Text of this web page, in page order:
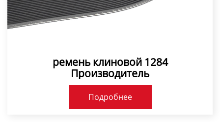
ремень клиновой 1284
Производитель
Подробнее